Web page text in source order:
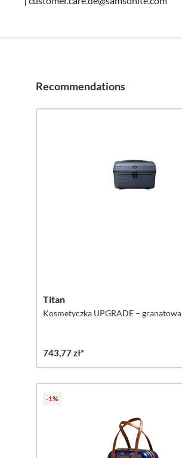
Pomiń galerię produktów
Recommendations
Titan
Kosmetyczka UPGRADE – granatowa
743,77 zł*
-1%